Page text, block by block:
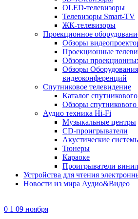
OLED-телевизоры
Телевизоры Smart-TV
ЖК-телевизоры
Проекционное
Обзоры
Проекционные
Обзоры
Обзоры
видеоконференций
Спутниковое телевидение
Каталог
Обзоры спутникового
Аудио техника Hi-Fi
Музыкальные центры
CD-проигрыватели
Акустические
Тюнеры
Караоке
Проигрыватели
Устройства для чтения
Новости из мира Аудио&Видео
0 1 09 ноября